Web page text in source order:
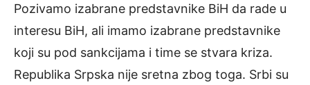
Pozivamo izabrane predstavnike BiH da rade u
interesu BiH, ali imamo izabrane predstavnike
koji su pod sankcijama i time se stvara kriza.
Republika Srpska nije sretna zbog toga. Srbi su